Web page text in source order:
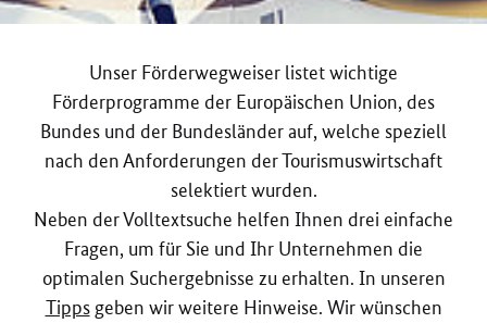
Unser Förderwegweiser listet wichtige
Förderprogramme der Europäischen Union, des
Bundes und der Bundesländer auf, welche speziell
nach den Anforderungen der Tourismuswirtschaft
selektiert wurden.
Neben der Volltextsuche helfen Ihnen drei einfache
Fragen, um für Sie und Ihr Unternehmen die
optimalen Suchergebnisse zu erhalten. In unseren
Tippsgeben wir weitere Hinweise. Wir wünschen